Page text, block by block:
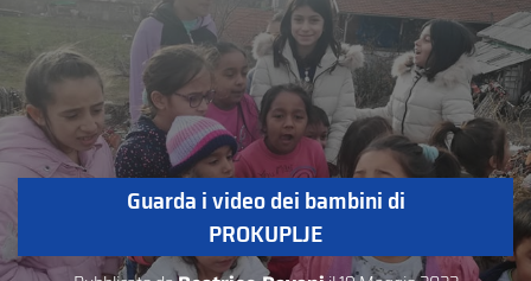
Guarda i video dei bambini di
PROKUPLJE